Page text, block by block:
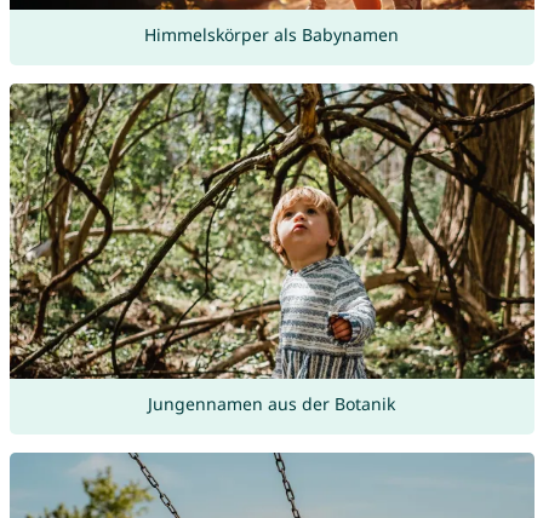
Himmelskörper als Babynamen
Jungennamen aus der Botanik